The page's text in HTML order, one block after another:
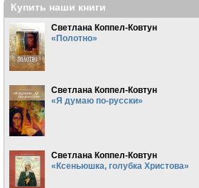
Купить наши книги
Светлана Коппел-Ковтун
«Полотно»
Светлана Коппел-Ковтун
«Я думаю по-русски»
Светлана Коппел-Ковтун
«Ксеньюшка, голубка Христова»